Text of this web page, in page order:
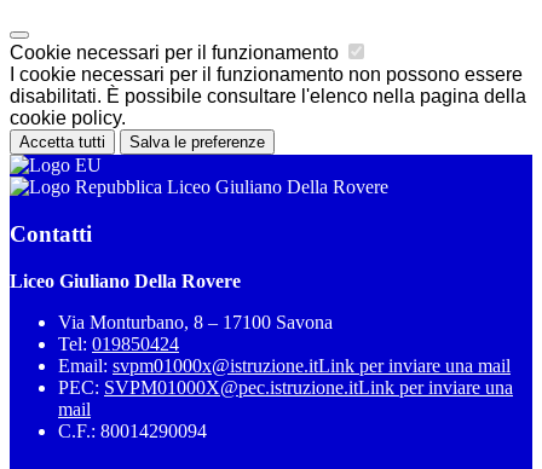
Cookie necessari per il funzionamento
I cookie necessari per il funzionamento non possono essere
disabilitati. È possibile consultare l'elenco nella pagina della
cookie policy.
Accetta tutti Salva le preferenze
Liceo Giuliano Della Rovere
Contatti
Liceo Giuliano Della Rovere
Via Monturbano, 8 – 17100 Savona
Tel: 019850424
Email: svpm01000x@istruzione.itLink per inviare una mail
PEC: SVPM01000X@pec.istruzione.itLink per inviare una
mail
C.F.: 80014290094